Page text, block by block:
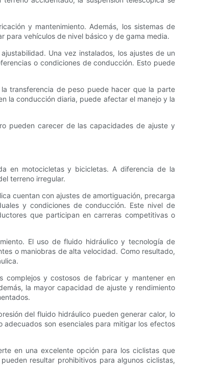
y mantenimiento. Además, los sistemas de
para vehículos de nivel básico y de gama media.
Una vez instalados, los ajustes de un
o condiciones de conducción. Esto puede
transferencia de peso puede hacer que la parte
la conducción diaria, puede afectar el manejo y la
pueden carecer de las capacidades de ajuste y
en motocicletas y bicicletas. A diferencia de la
terreno irregular.
cuentan con ajustes de amortiguación, precarga
y condiciones de conducción. Este nivel de
que participan en carreras competitivas o
El uso de fluido hidráulico y tecnología de
o maniobras de alta velocidad. Como resultado,
complejos y costosos de fabricar y mantener en
la mayor capacidad de ajuste y rendimiento
del fluido hidráulico pueden generar calor, lo
son esenciales para mitigar los efectos
en una excelente opción para los ciclistas que
resultar prohibitivos para algunos ciclistas,